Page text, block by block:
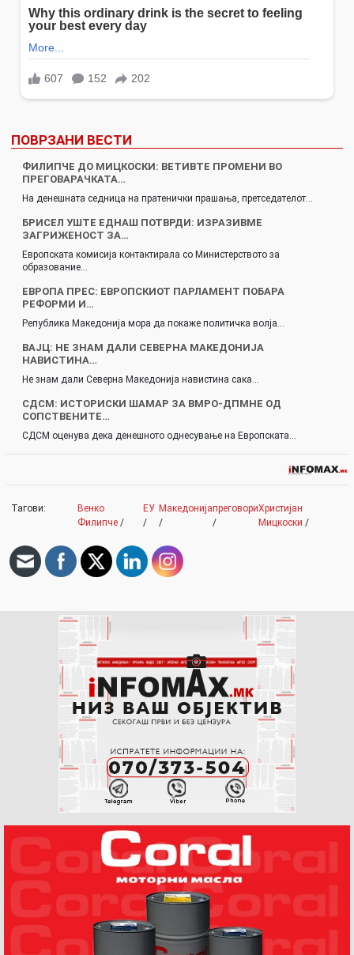
ПОВРЗАНИ ВЕСТИ
ФИЛИПЧЕ ДО МИЦКОСКИ: ВЕТИВТЕ ПРОМЕНИ ВО
ПРЕГОВАРАЧКАТА…
На денешната седница на пратенички прашања, претседателот…
БРИСЕЛ УШТЕ ЕДНАШ ПОТВРДИ: ИЗРАЗИВМЕ
ЗАГРИЖЕНОСТ ЗА…
Европската комисија контактирала со Министерството за
образование…
ЕВРОПА ПРЕС: ЕВРОПСКИОТ ПАРЛАМЕНТ ПОБАРА
РЕФОРМИ И…
Република Македонија мора да покаже политичка волја…
ВАЈЦ: НЕ ЗНАМ ДАЛИ СЕВЕРНА МАКЕДОНИЈА
НАВИСТИНА…
Не знам дали Северна Македонија навистина сака…
СДСМ: ИСТОРИСКИ ШАМАР ЗА ВМРО-ДПМНЕ ОД
СОПСТВЕНИТЕ…
СДСМ оценува дека денешното однесување на Европската…
Тагови:
Венко
Филипче /
ЕУ
/
Македонија
/
преговори
/
Христијан
Мицкоски /